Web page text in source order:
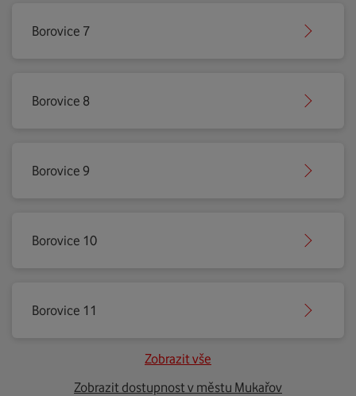
Borovice 7
Borovice 8
Borovice 9
Borovice 10
Borovice 11
Zobrazit vše
Zobrazit dostupnost v městu Mukařov